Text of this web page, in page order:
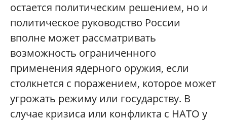
остается политическим решением, но и
политическое руководство России
вполне может рассматривать
возможность ограниченного
применения ядерного оружия, если
столкнется с поражением, которое может
угрожать режиму или государству. В
случае кризиса или конфликта с НАТО у